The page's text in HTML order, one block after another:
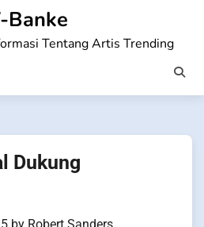
Banke
Tentang Artis Trending
Dukung